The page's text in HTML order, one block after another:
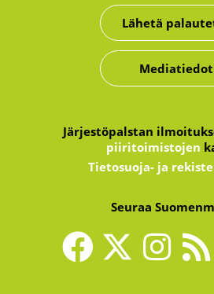
Lähetä
Mediatiedot
Järjestöpalstan
piiritoimistojen
Tietosuoja- ja
Seuraa